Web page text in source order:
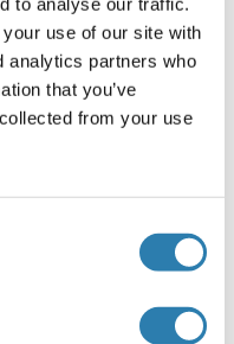
use of our site with
analytics partners who
that you’ve
from your use
a POISONOUS AND